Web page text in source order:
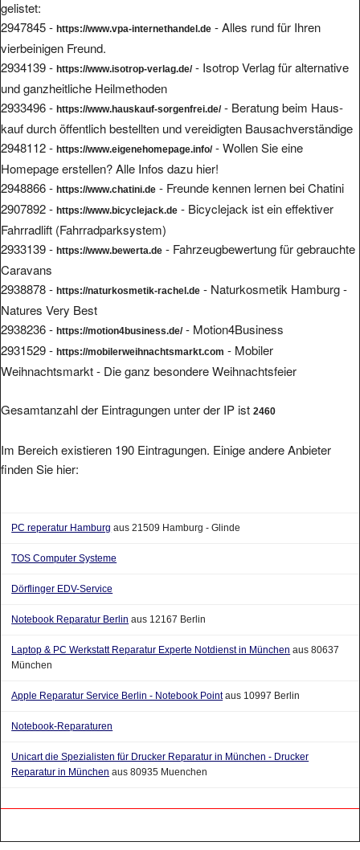
gelistet:
2947845 - https://www.vpa-internethandel.de - Alles rund für Ihren
vierbeinigen Freund.
2934139 - https://www.isotrop-verlag.de/- Isotrop Verlag für alternative
und ganzheitliche Heilmethoden
2933496 - https://www.hauskauf-sorgenfrei.de/- Be­ra­tung beim Haus­
kauf durch öf­fent­lich be­stell­ten und ver­ei­dig­ten Bau­sach­ver­stän­di­ge
2948112 - https://www.eigenehomepage.info/- Wollen Sie eine
Homepage erstellen? Alle Infos dazu hier!
2948866 - https://www.chatini.de - Freunde kennen lernen bei Chatini
2907892 - https://www.bicyclejack.de - Bicyclejack ist ein effektiver
Fahrradlift (Fahrradparksystem)
2933139 - https://www.bewerta.de - Fahrzeugbewertung für gebrauchte
Caravans
2938878 - https://naturkosmetik-rachel.de - Naturkosmetik Hamburg -
Natures Very Best
2938236 - https://motion4business.de/- Motion4Business
2931529 - https://mobilerweihnachtsmarkt.com - Mobiler
Weihnachtsmarkt - Die ganz besondere Weihnachtsfeier
Gesamtanzahl der Eintragungen unter der IP ist 2460
Im Bereich existieren 190 Eintragungen. Einige andere Anbieter
finden Sie hier:
PC reperatur Hamburg aus 21509 Hamburg - Glinde
TOS Computer Systeme
Dörflinger EDV-Service
Notebook Reparatur Berlin aus 12167 Berlin
Laptop & PC Werkstatt Reparatur Experte Notdienst in München aus 80637
München
Apple Reparatur Service Berlin - Notebook Pointaus 10997 Berlin
Notebook-Reparaturen
Unicart die Spezialisten für Drucker Reparatur in München - Drucker
Reparatur in München aus 80935 Muenchen